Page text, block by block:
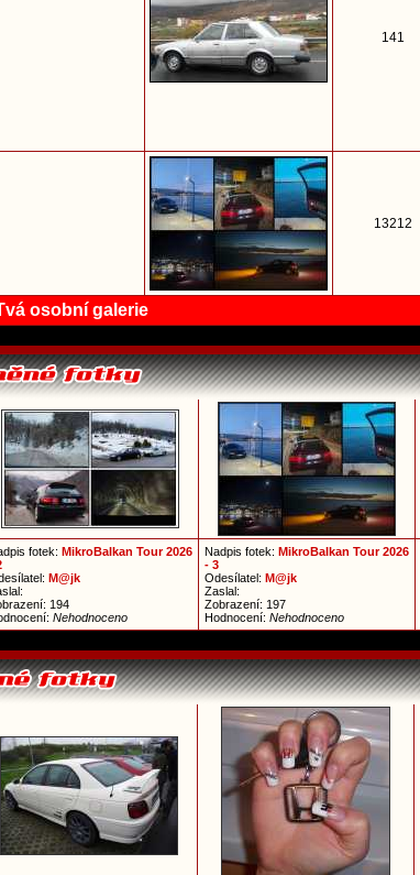
141
13212
osobní galerie
fotek: MikroBalkan Tour 2026
M@jk
194
Nehodnoceno
Nadpis fotek: MikroBalkan Tour 2026
- 3
Odesílatel: M@jk
Zaslal:
Zobrazení: 197
Hodnocení: Nehodnoceno